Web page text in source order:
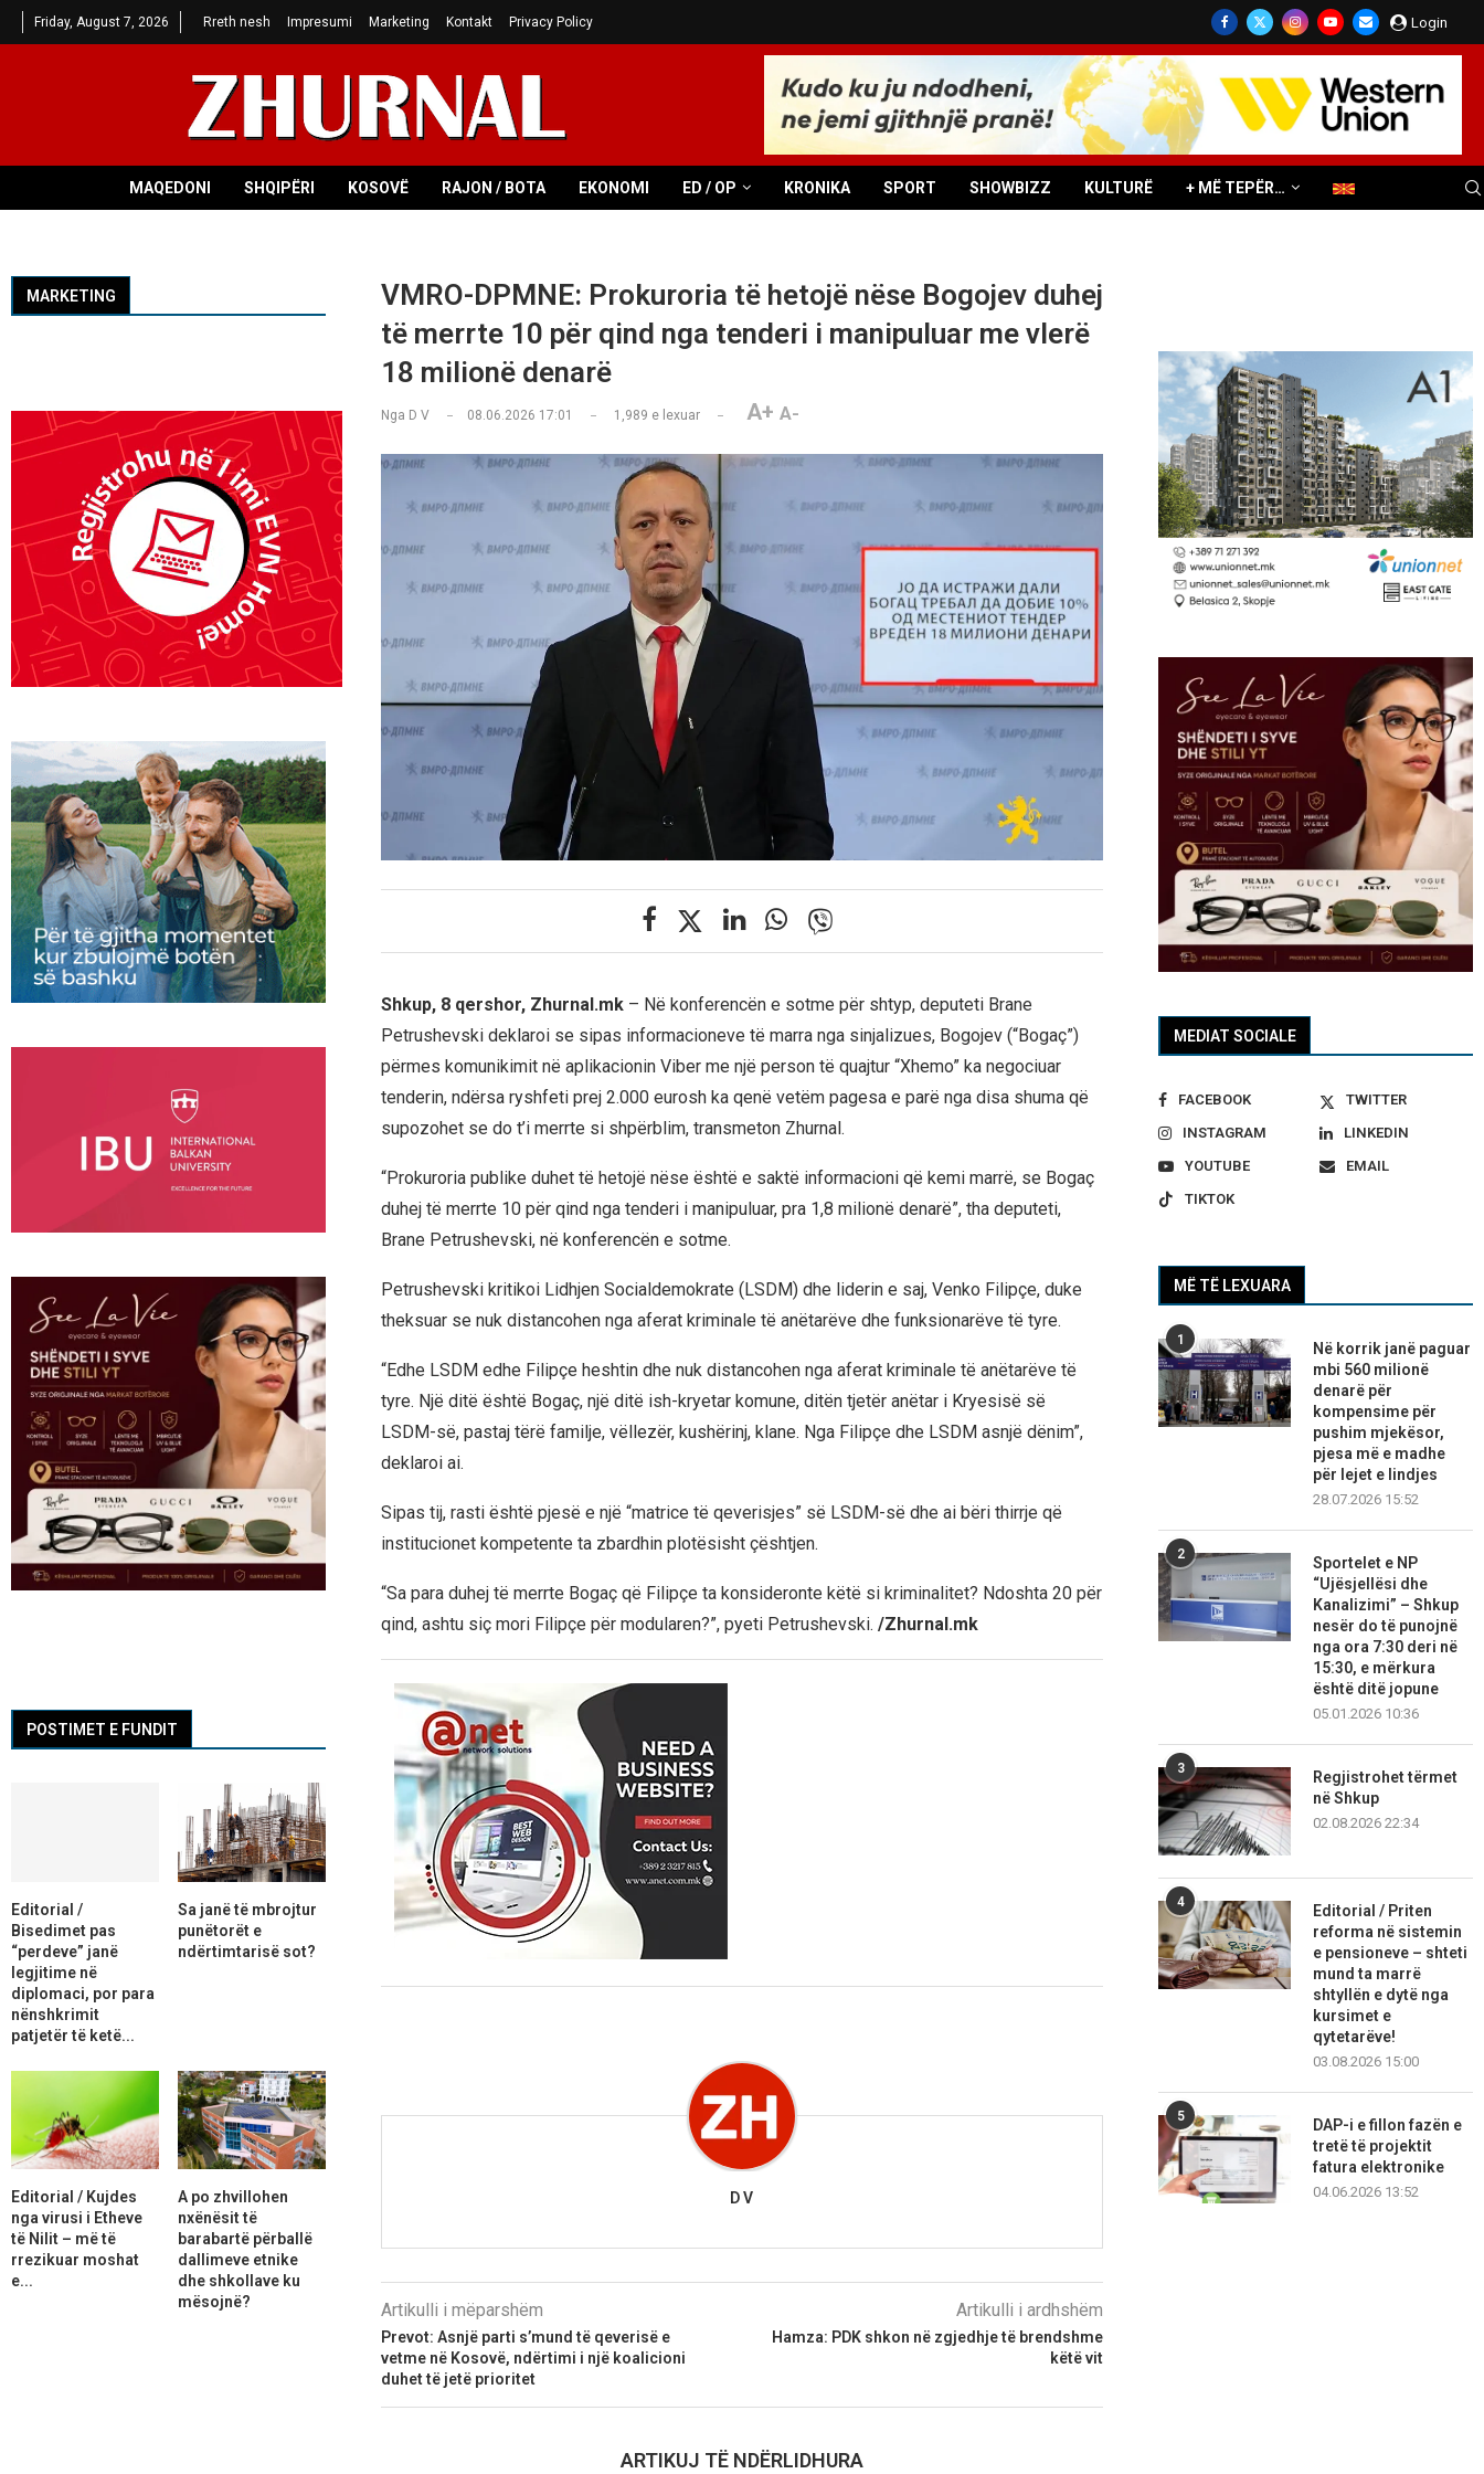
Friday, August 7, 2026 Rreth nesh Impresumi Marketing Kontakt Privacy Policy Login
MAQEDONI SHQIPËRI KOSOVË RAJON / BOTA EKONOMI ED / OP KRONIKA SPORT SHOWBIZZ KULTURË + MË TEPËR…
VMRO-DPMNE: Prokuroria të hetojë nëse Bogojev duhej
të merrte 10 për qind nga tenderi i manipuluar me vlerë
18 milionë denarë
Nga D V 08.06.2026 17:01 1,989 e lexuar A+ A-
Shkup, 8 qershor, Zhurnal.mk– Në konferencën e sotme për shtyp, deputeti Brane
Petrushevski deklaroi se sipas informacioneve të marra nga sinjalizues, Bogojev (“Bogaç”)
përmes komunikimit në aplikacionin Viber me një person të quajtur “Xhemo” ka negociuar
tenderin, ndërsa ryshfeti prej 2.000 eurosh ka qenë vetëm pagesa e parë nga disa shuma që
supozohet se do t’i merrte si shpërblim, transmeton Zhurnal.
“Prokuroria publike duhet të hetojë nëse është e saktë informacioni që kemi marrë, se Bogaç
duhej të merrte 10 për qind nga tenderi i manipuluar, pra 1,8 milionë denarë”, tha deputeti,
Brane Petrushevski, në konferencën e sotme.
Petrushevski kritikoi Lidhjen Socialdemokrate (LSDM) dhe liderin e saj, Venko Filipçe, duke
theksuar se nuk distancohen nga aferat kriminale të anëtarëve dhe funksionarëve të tyre.
“Edhe LSDM edhe Filipçe heshtin dhe nuk distancohen nga aferat kriminale të anëtarëve të
tyre. Një ditë është Bogaç, një ditë ish-kryetar komune, ditën tjetër anëtar i Kryesisë së
LSDM-së, pastaj tërë familje, vëllezër, kushërinj, klane. Nga Filipçe dhe LSDM asnjë dënim”,
deklaroi ai.
Sipas tij, rasti është pjesë e një “matrice të qeverisjes” së LSDM-së dhe ai bëri thirrje që
institucionet kompetente ta zbardhin plotësisht çështjen.
“Sa para duhej të merrte Bogaç që Filipçe ta konsideronte këtë si kriminalitet? Ndoshta 20 për
qind, ashtu siç mori Filipçe për modularen?”, pyeti Petrushevski. /Zhurnal.mk
D V
Artikulli i mëparshëm
Prevot: Asnjë parti s’mund të qeverisë e
vetme në Kosovë, ndërtimi i një koalicioni
duhet të jetë prioritet
Artikulli i ardhshëm
Hamza: PDK shkon në zgjedhje të brendshme
këtë vit
ARTIKUJ TË NDËRLIDHURA
MEDIAT SOCIALE
FACEBOOK
TWITTER
INSTAGRAM
LINKEDIN
YOUTUBE
EMAIL
TIKTOK
MË TË LEXUARA
1
Në korrik janë paguar
mbi 560 milionë
denarë për
kompensime për
pushim mjekësor,
pjesa më e madhe
për lejet e lindjes
28.07.2026 15:52
2
Sportelet e NP
“Ujësjellësi dhe
Kanalizimi” – Shkup
nesër do të punojnë
nga ora 7:30 deri në
15:30, e mërkura
është ditë jopune
05.01.2026 10:36
3
Regjistrohet tërmet
në Shkup
02.08.2026 22:34
4
Editorial / Priten
reforma në sistemin
e pensioneve – shteti
mund ta marrë
shtyllën e dytë nga
kursimet e
qytetarëve!
03.08.2026 15:00
5
DAP-i e fillon fazën e
tretë të projektit
fatura elektronike
04.06.2026 13:52
MARKETING
POSTIMET E FUNDIT
Editorial /
Bisedimet pas
“perdeve” janë
legjitime në
diplomaci, por para
nënshkrimit
patjetër të ketë...
Sa janë të mbrojtur
punëtorët e
ndërtimtarisë sot?
Editorial / Kujdes
nga virusi i Etheve
të Nilit – më të
rrezikuar moshat
e...
A po zhvillohen
nxënësit të
barabartë përballë
dallimeve etnike
dhe shkollave ku
mësojnë?